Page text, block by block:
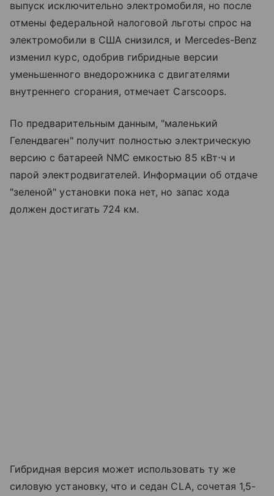
выпуск исключительно электромобиля, но после
отмены федеральной налоговой льготы спрос на
электромобили в США снизился, и Mercedes-Benz
изменил курс, одобрив гибридные версии
уменьшенного внедорожника с двигателями
внутреннего сгорания, отмечает Carscoops.
По предварительным данным, "маленький
Гелендваген" получит полностью электрическую
версию с батареей NMC емкостью 85 кВт⋅ч и
парой электродвигателей. Информации об отдаче
"зеленой" установки пока нет, но запас хода
должен достигать 724 км.
Гибридная версия может использовать ту же
силовую установку, что и седан CLA, сочетая 1,5-